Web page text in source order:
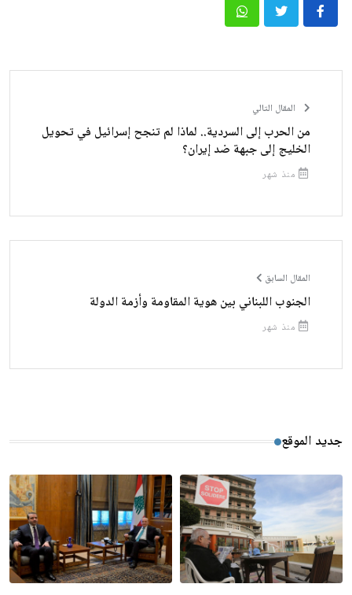
المقال التالي
من الحرب إلى السردية.. لماذا لم تنجح إسرائيل في تحويل
الخليج إلى جبهة ضد إيران؟
منذ شهر
المقال السابق
الجنوب اللبناني بين هوية المقاومة وأزمة الدولة
منذ شهر
جديد الموقع